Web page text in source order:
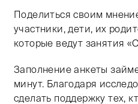
Поделиться своим
участники, дети, их
которые ведут занятия
Заполнение анкеты
минут. Благодаря
сделать поддержку тех,